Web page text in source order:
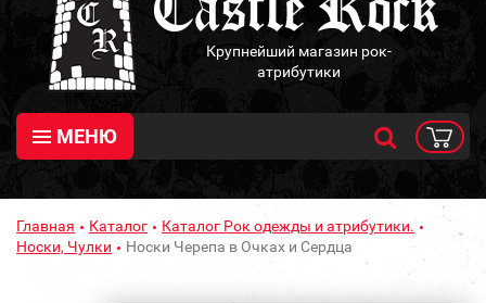
Крупнейший магазин рок-
атрибутики
МЕНЮ
Главная Каталог
Каталог Рок одежды и атрибутики.
Носки, Чулки
Носки Черепа в Очках и Сердца